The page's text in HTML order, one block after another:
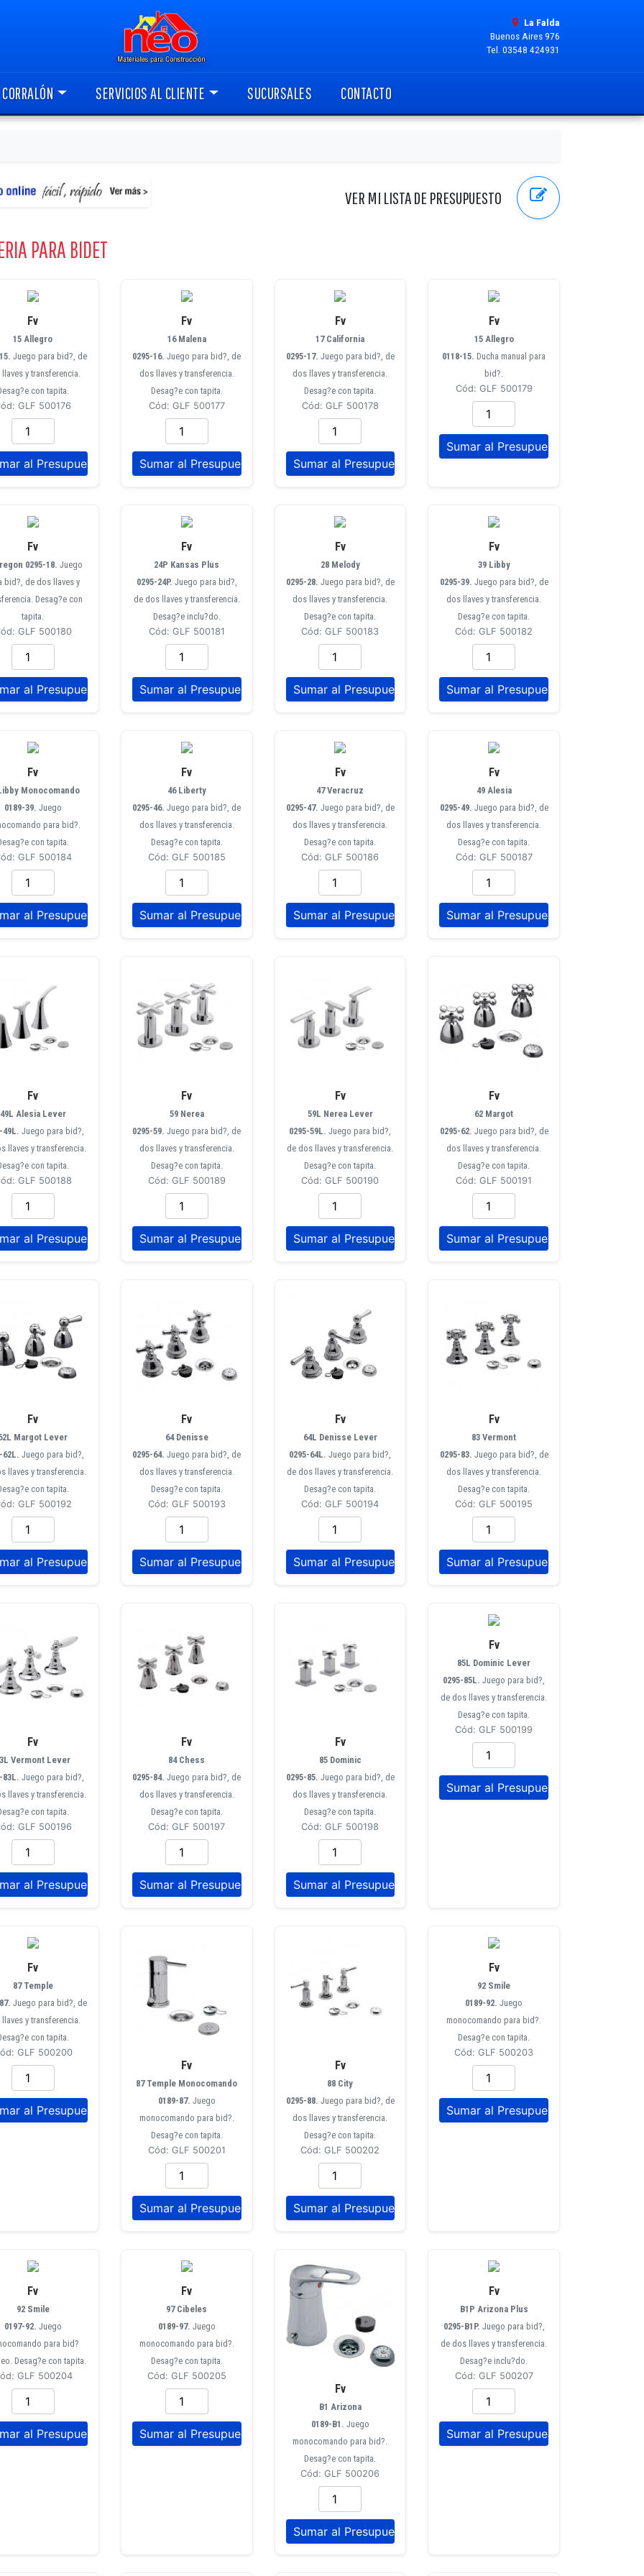
La Falda
Buenos Aires 976
Tel. 03548 424931
SERVICIOS AL CLIENTE SUCURSALES CONTACTO
VER MI LISTA DE PRESUPUESTO
PARA BIDET
Fv
15 Allegro
Juego para bid?, de
y transferencia.
con tapita.
GLF 500176
Fv
16 Malena
0295-16. Juego para bid?, de
dos llaves y transferencia.
Desag?e con tapita.
Cód: GLF 500177
Fv
17 California
0295-17. Juego para bid?, de
dos llaves y transferencia.
Desag?e con tapita.
Cód: GLF 500178
Fv
15 Allegro
0118-15. Ducha manual para
bid?.
Cód: GLF 500179
Fv
0295-18.Juego
bid?, de dos llaves y
Desag?e con
tapita.
GLF 500180
Fv
24P Kansas Plus
0295-24P. Juego para bid?,
de dos llaves y transferencia.
Desag?e inclu?do.
Cód: GLF 500181
Fv
28 Melody
0295-28. Juego para bid?, de
dos llaves y transferencia.
Desag?e con tapita.
Cód: GLF 500183
Fv
39 Libby
0295-39. Juego para bid?, de
dos llaves y transferencia.
Desag?e con tapita.
Cód: GLF 500182
Fv
Monocomando
0189-39. Juego
para bid?.
con tapita.
GLF 500184
Fv
46 Liberty
0295-46.Juego para bid?, de
dos llaves y transferencia.
Desag?e con tapita.
Cód: GLF 500185
Fv
47 Veracruz
0295-47. Juego para bid?, de
dos llaves y transferencia.
Desag?e con tapita.
Cód: GLF 500186
Fv
49 Alesia
0295-49. Juego para bid?, de
dos llaves y transferencia.
Desag?e con tapita.
Cód: GLF 500187
Fv
49L Alesia Lever
49L. Juego para bid?,
llaves y transferencia.
con tapita.
GLF 500188
Fv
59 Nerea
0295-59.Juego para bid?, de
dos llaves y transferencia.
Desag?e con tapita.
Cód: GLF 500189
Fv
59L Nerea Lever
0295-59L.Juego para bid?,
de dos llaves y transferencia.
Desag?e con tapita.
Cód: GLF 500190
Fv
62 Margot
0295-62. Juego para bid?, de
dos llaves y transferencia.
Desag?e con tapita.
Cód: GLF 500191
Fv
Margot Lever
62L. Juego para bid?,
llaves y transferencia.
con tapita.
GLF 500192
Fv
64 Denisse
0295-64.Juego para bid?, de
dos llaves y transferencia.
Desag?e con tapita.
Cód: GLF 500193
Fv
64L Denisse Lever
0295-64L.Juego para bid?,
de dos llaves y transferencia.
Desag?e con tapita.
Cód: GLF 500194
Fv
83 Vermont
0295-83. Juego para bid?, de
dos llaves y transferencia.
Desag?e con tapita.
Cód: GLF 500195
Fv
Vermont Lever
83L. Juego para bid?,
llaves y transferencia.
con tapita.
GLF 500196
Fv
84 Chess
0295-84.Juego para bid?, de
dos llaves y transferencia.
Desag?e con tapita.
Cód: GLF 500197
Fv
85 Dominic
0295-85. Juego para bid?, de
dos llaves y transferencia.
Desag?e con tapita.
Cód: GLF 500198
Fv
85L Dominic Lever
0295-85L.Juego para bid?,
de dos llaves y transferencia.
Desag?e con tapita.
Cód: GLF 500199
Fv
87 Temple
Juego para bid?, de
y transferencia.
con tapita.
GLF 500200
Fv
87 Temple Monocomando
0189-87. Juego
monocomando para bid?.
Desag?e con tapita.
Cód: GLF 500201
Fv
88 City
0295-88. Juego para bid?, de
dos llaves y transferencia.
Desag?e con tapita.
Cód: GLF 500202
Fv
92 Smile
0189-92.Juego
monocomando para bid?.
Desag?e con tapita.
Cód: GLF 500203
Fv
92 Smile
0197-92. Juego
para bid?
Desag?e con tapita.
GLF 500204
Fv
97 Cibeles
0189-97. Juego
monocomando para bid?.
Desag?e con tapita.
Cód: GLF 500205
Fv
B1 Arizona
0189-B1. Juego
monocomando para bid?.
Desag?e con tapita.
Cód: GLF 500206
Fv
B1P Arizona Plus
0295-B1P. Juego para bid?,
de dos llaves y transferencia.
Desag?e inclu?do.
Cód: GLF 500207